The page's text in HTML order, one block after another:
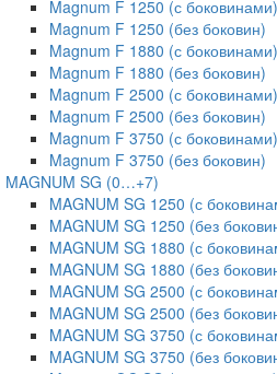
Magnum F 1250 (с боковинами)
Magnum F 1250 (без боковин)
Magnum F 1880 (с боковинами)
Magnum F 1880 (без боковин)
Magnum F 2500 (с боковинами)
Magnum F 2500 (без боковин)
Magnum F 3750 (с боковинами)
Magnum F 3750 (без боковин)
MAGNUM SG (0…+7)
MAGNUM SG 1250 (с
MAGNUM SG 1250 (без
MAGNUM SG 1880 (с
MAGNUM SG 1880 (без
MAGNUM SG 2500 (с
MAGNUM SG 2500 (без
MAGNUM SG 3750 (с
MAGNUM SG 3750 (без